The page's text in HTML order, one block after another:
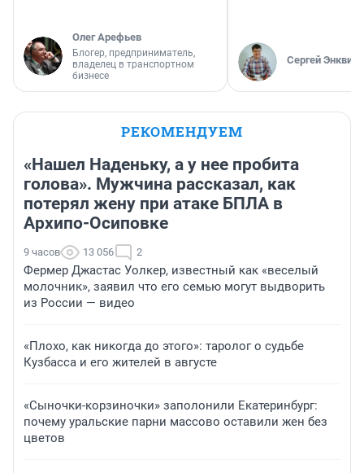
Олег Арефьев
Блогер, предприниматель,
владелец в транспортном
бизнесе
Сергей Энквист
РЕКОМЕНДУЕМ
«Нашел Наденьку, а у нее пробита
голова». Мужчина рассказал, как
потерял жену при атаке БПЛА в
Архипо-Осиповке
9 часов 13 056 2
Фермер Джастас Уолкер, известный как «веселый
молочник», заявил что его семью могут выдворить
из России — видео
«Плохо, как никогда до этого»: таролог о судьбе
Кузбасса и его жителей в августе
«Сыночки-корзиночки» заполонили Екатеринбург:
почему уральские парни массово оставили жен без
цветов